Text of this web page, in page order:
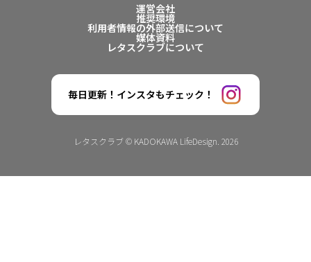
運営会社
推奨環境
利用者情報の外部送信について
媒体資料
レタスクラブについて
毎日更新！インスタもチェック！
レタスクラブ © KADOKAWA LifeDesign. 2026